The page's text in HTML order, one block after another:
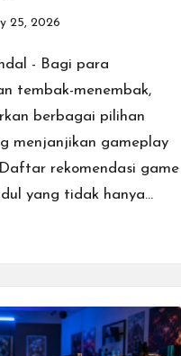
25, 2026
- Bagi para
tembak-menembak,
berbagai pilihan
menjanjikan gameplay
rekomendasi game
yang tidak hanya…